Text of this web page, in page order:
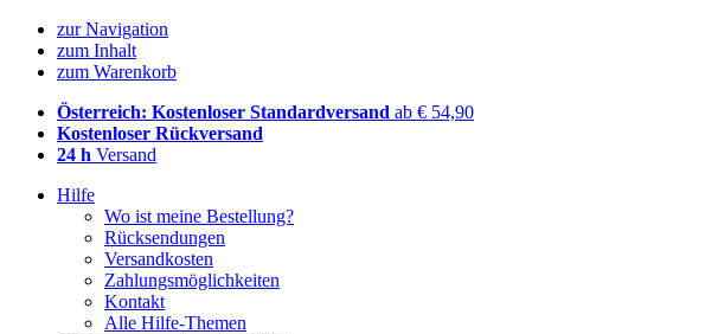
zur Navigation
zum Inhalt
zum Warenkorb
Österreich: Kostenloser Standardversand ab € 54,90
Kostenloser Rückversand
24 h Versand
Hilfe
Wo ist meine Bestellung?
Rücksendungen
Versandkosten
Zahlungsmöglichkeiten
Kontakt
Alle Hilfe-Themen